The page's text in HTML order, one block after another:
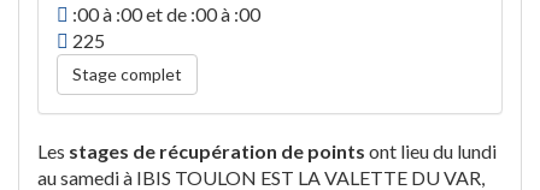
:00 à :00 et de :00 à :00
225
Stage complet
Les stages de récupération de points ont lieu du lundi
au samedi à IBIS TOULON EST LA VALETTE DU VAR,